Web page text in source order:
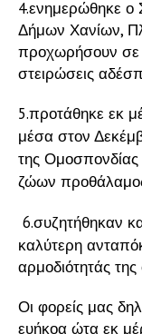
4.ενημερώθηκε ο
Δήμων Χανίων,
προχωρήσουν σε
στειρώσεις
5.προτάθηκε εκ
μέσα στον
της Ομοσπονδίας
ζώων προθάλαμος
6.συζητήθηκαν
καλύτερη
αρμοδιότητάς
Οι φορείς μας
ευήκοα ώτα εκ